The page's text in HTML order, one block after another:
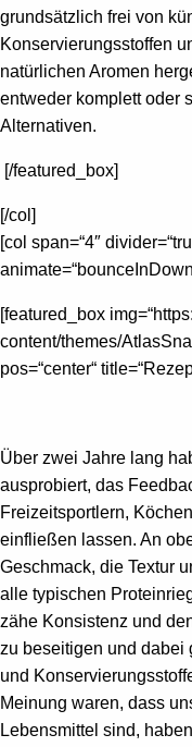
grundsätzlich frei von
Konservierungsstoffen
natürlichen Aromen
entweder komplett oder
Alternativen.
[/featured_box]
[/col]
[col span=“4″
[featured_box
content/themes/
pos=“center“
Über zwei Jahre lang
ausprobiert, das
Freizeitsportlern,
einfließen lassen. An
Geschmack, die Textur
alle typischen
zähe Konsistenz und
zu beseitigen und dabei
und
Meinung waren, dass
Lebensmittel sind,